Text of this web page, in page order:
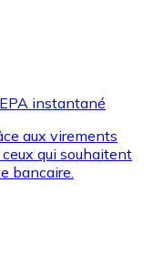
instantané
aux virements
qui souhaitent
bancaire.